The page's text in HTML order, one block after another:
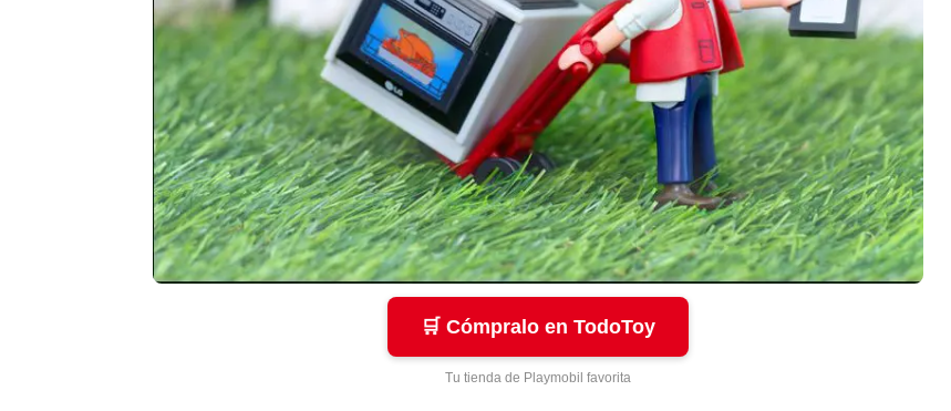
🛒 Cómpralo en TodoToy
Tu tienda de Playmobil favorita